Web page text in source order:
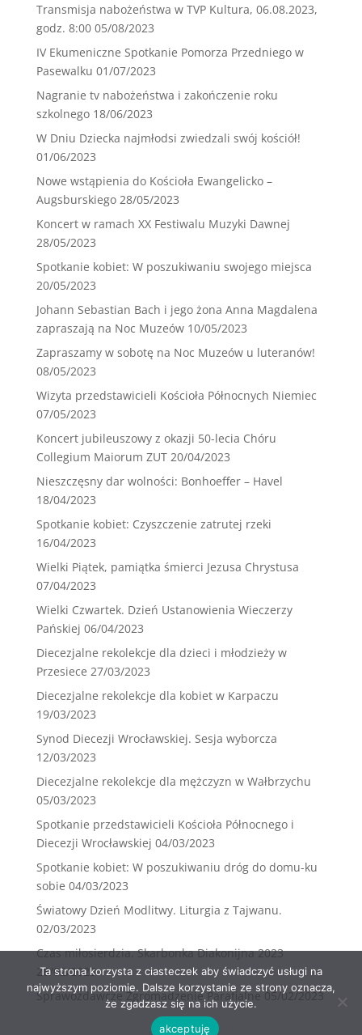
Transmisja nabożeństwa w TVP Kultura, 06.08.2023,
godz. 8:00 05/08/2023
IV Ekumeniczne Spotkanie Pomorza Przedniego w
Pasewalku 01/07/2023
Nagranie tv nabożeństwa i zakończenie roku
szkolnego 18/06/2023
W Dniu Dziecka najmłodsi zwiedzali swój kościół!
01/06/2023
Nowe wstąpienia do Kościoła Ewangelicko –
Augsburskiego 28/05/2023
Koncert w ramach XX Festiwalu Muzyki Dawnej
28/05/2023
Spotkanie kobiet: W poszukiwaniu swojego miejsca
20/05/2023
Johann Sebastian Bach i jego żona Anna Magdalena
zapraszają na Noc Muzeów 10/05/2023
Zapraszamy w sobotę na Noc Muzeów u luteranów!
08/05/2023
Wizyta przedstawicieli Kościoła Północnych Niemiec
07/05/2023
Koncert jubileuszowy z okazji 50-lecia Chóru
Collegium Maiorum ZUT 20/04/2023
Nieszczęsny dar wolności: Bonhoeffer – Havel
18/04/2023
Spotkanie kobiet: Czyszczenie zatrutej rzeki
16/04/2023
Wielki Piątek, pamiątka śmierci Jezusa Chrystusa
07/04/2023
Wielki Czwartek. Dzień Ustanowienia Wieczerzy
Pańskiej 06/04/2023
Diecezjalne rekolekcje dla dzieci i młodzieży w
Przesiece 27/03/2023
Diecezjalne rekolekcje dla kobiet w Karpaczu
19/03/2023
Synod Diecezji Wrocławskiej. Sesja wyborcza
12/03/2023
Diecezjalne rekolekcje dla mężczyzn w Wałbrzychu
05/03/2023
Spotkanie przedstawicieli Kościoła Północnego i
Diecezji Wrocławskiej 04/03/2023
Spotkanie kobiet: W poszukiwaniu dróg do domu-ku
sobie 04/03/2023
Światowy Dzień Modlitwy. Liturgia z Tajwanu.
02/03/2023
Czas miłosierdzia. Skarbonka Diakonijna 2023
26/02/2023
Sprawozdawcze Zgromadzenie Parafialne 05/02/2023
Ta strona korzysta z ciasteczek aby świadczyć usługi na
najwyższym poziomie. Dalsze korzystanie ze strony oznacza,
że zgadzasz się na ich użycie.
akceptuję